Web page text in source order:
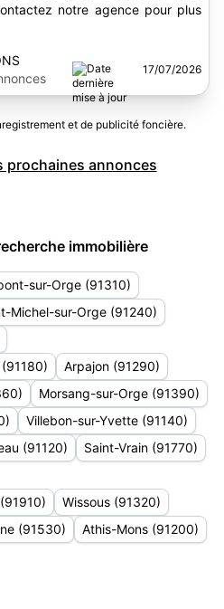
notre agence pour plus
17/07/2026
et de publicité foncière.
prochaines annonces
immobilière
sur-Orge (91310)
Michel-sur-Orge (91240)
Arpajon (91290)
Morsang-sur-Orge (91390)
Villebon-sur-Yvette (91140)
(91120)
Saint-Vrain (91770)
Wissous (91320)
(91530)
Athis-Mons (91200)